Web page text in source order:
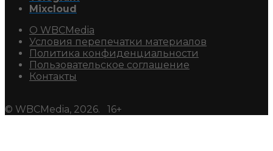
Mixcloud
О WBCMedia
Условия перепечатки материалов
Политика конфиденциальности
Пользовательское соглашение
Контакты
© WBCMedia, 2026. 16+